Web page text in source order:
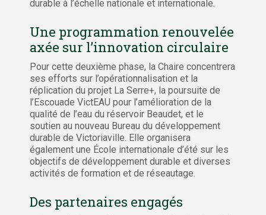
durable à l’échelle nationale et internationale.
Une programmation renouvelée
axée sur l’innovation circulaire
Pour cette deuxième phase, la Chaire concentrera
ses efforts sur l’opérationnalisation et la
réplication du projet La Serre+, la poursuite de
l’Escouade VictEAU pour l’amélioration de la
qualité de l’eau du réservoir Beaudet, et le
soutien au nouveau Bureau du développement
durable de Victoriaville. Elle organisera
également une École internationale d’été sur les
objectifs de développement durable et diverses
activités de formation et de réseautage.
Des partenaires engagés